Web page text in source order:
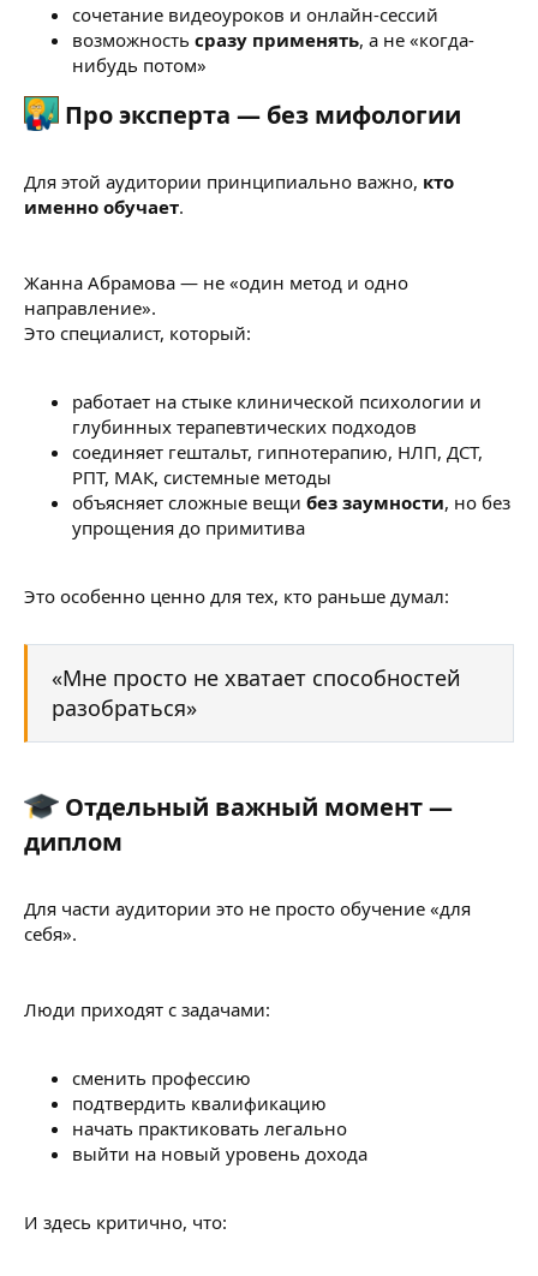
сочетание видеоуроков и онлайн-сессий
возможность сразу применять, а не «когда-
нибудь потом»
Про эксперта — без мифологии​
Для этой аудитории принципиально важно, кто
именно обучает.
Жанна Абрамова — не «один метод и одно
направление».
Это специалист, который:
работает на стыке клинической психологии и
глубинных терапевтических подходов
соединяет гештальт, гипнотерапию, НЛП, ДСТ,
РПТ, МАК, системные методы
объясняет сложные вещи без заумности, но без
упрощения до примитива
Это особенно ценно для тех, кто раньше думал:
«Мне просто не хватает способностей
разобраться»
Отдельный важный момент —
диплом​
Для части аудитории это не просто обучение «для
себя».
Люди приходят с задачами:
сменить профессию
подтвердить квалификацию
начать практиковать легально
выйти на новый уровень дохода
И здесь критично, что: